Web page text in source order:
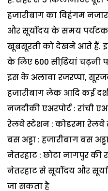
हजारीबाग का विहंगम
और सूर्योदय के समय
खूबसूरती को देखने आते हैं.
के लिए 600 सीढि़यां चढ़नी
इस के अलावा रजरप्पा,
हजारीबाग लेक आदि कई
नजदीकी एअरपोर्ट : रांची
रेलवे स्टेशन : कोडरमा रेलवे
बस अड्डा : हजारीबाग बस
नेतरहाट : छोटा नागपुर
नेतरहाट से सूर्योदय और
जा सकता है